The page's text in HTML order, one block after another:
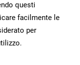
questi
facilmente le
per